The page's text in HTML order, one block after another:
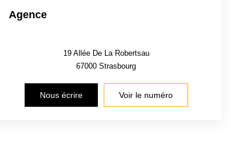
Agence
19 Allée De La Robertsau
67000Strasbourg
Nous écrire Voir le numéro